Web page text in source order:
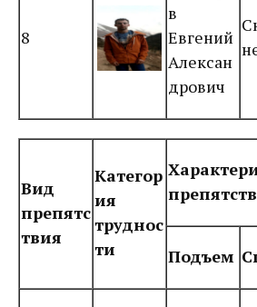
8
в
Евгений
Алексан
дрович
Вид
препятс
твия
Категор
ия
труднос
ти
Подъем